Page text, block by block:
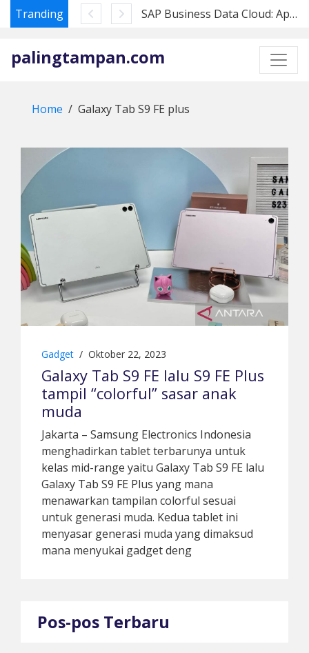
Skip
content
Tranding SAP Business Data Cloud: Apa Artinya bagi Pembeli Datasphere di 2026
palingtampan.com
Home Galaxy Tab S9 FE plus
Gadget / Oktober 22, 2023
Galaxy Tab S9 FE lalu S9 FE Plus
tampil “colorful” sasar anak
muda
Jakarta – Samsung Electronics Indonesia
menghadirkan tablet terbarunya untuk
kelas mid-range yaitu Galaxy Tab S9 FE lalu
Galaxy Tab S9 FE Plus yang mana
menawarkan tampilan colorful sesuai
untuk generasi muda. Kedua tablet ini
menyasar generasi muda yang dimaksud
mana menyukai gadget deng
Pos-pos Terbaru